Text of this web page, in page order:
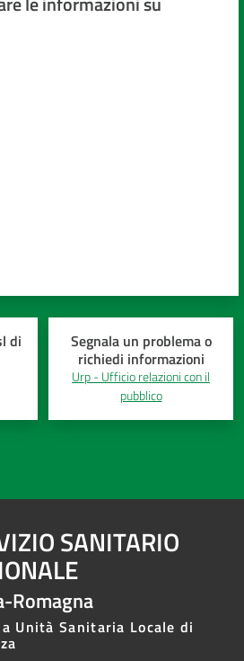
di
Segnala un problema o
richiedi informazioni
Urp - Ufficio relazioni con il
pubblico
SANITARIO
Romagna
Unità Sanitaria Locale di